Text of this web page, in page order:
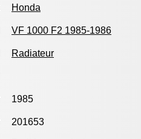
Honda
VF 1000 F2 1985-1986
Radiateur
1985
201653